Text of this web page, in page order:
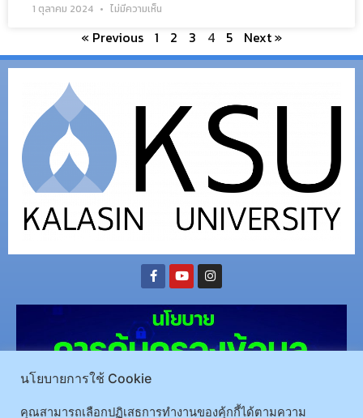
1 ตุลาคม 2024 ไม่มีความเห็น
« Previous 1 2 3 4 5 Next »
นโยบายการใช้ Cookie
คุณสามารถเลือกปฏิเสธการทำงานของคุ้กกี้ได้ตามความ